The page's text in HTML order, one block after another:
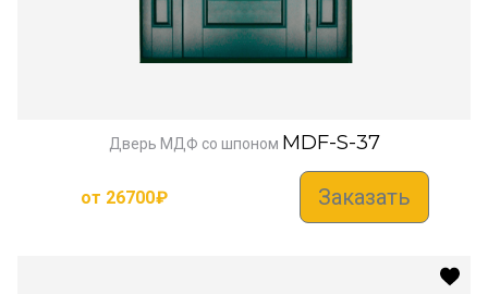
Дверь МДФ со шпоном MDF-S-37
от 26700₽ Заказать